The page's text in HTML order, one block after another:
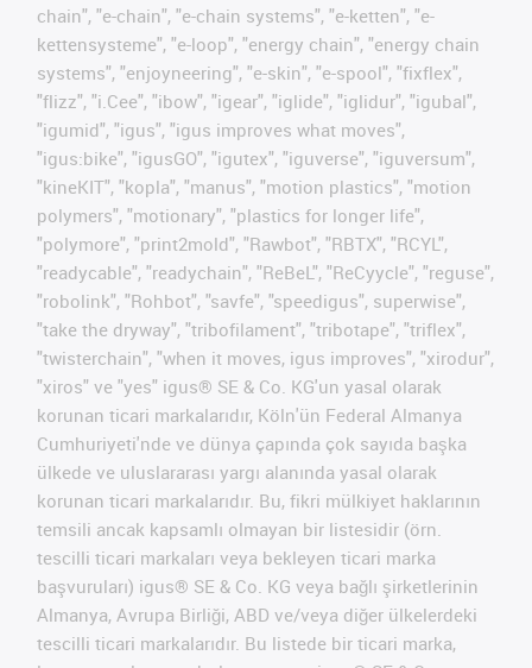
chain", "e-chain", "e-chain systems", "e-ketten", "e-
kettensysteme", "e-loop", "energy chain", "energy chain
systems", "enjoyneering", "e-skin", "e-spool", "fixflex",
"flizz", "i.Cee", "ibow", "igear", "iglide", "iglidur", "igubal",
"igumid", "igus", "igus improves what moves",
"igus:bike", "igusGO", "igutex", "iguverse", "iguversum",
"kineKIT", "kopla", "manus", "motion plastics", "motion
polymers", "motionary", "plastics for longer life",
"polymore", "print2mold", "Rawbot", "RBTX", "RCYL",
"readycable", "readychain", "ReBeL", "ReCyycle", "reguse",
"robolink", "Rohbot", "savfe", "speedigus", superwise",
"take the dryway", "tribofilament", "tribotape", "triflex",
"twisterchain", "when it moves, igus improves", "xirodur",
"xiros" ve "yes" igus® SE & Co. KG'un yasal olarak
korunan ticari markalarıdır, Köln'ün Federal Almanya
Cumhuriyeti'nde ve dünya çapında çok sayıda başka
ülkede ve uluslararası yargı alanında yasal olarak
korunan ticari markalarıdır. Bu, fikri mülkiyet haklarının
temsili ancak kapsamlı olmayan bir listesidir (örn.
tescilli ticari markaları veya bekleyen ticari marka
başvuruları) igus® SE & Co. KG veya bağlı şirketlerinin
Almanya, Avrupa Birliği, ABD ve/veya diğer ülkelerdeki
tescilli ticari markalarıdır. Bu listede bir ticari marka,